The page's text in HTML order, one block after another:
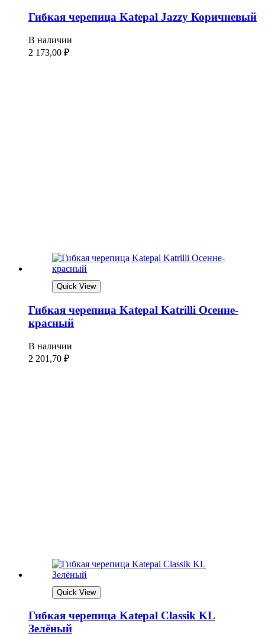
Гибкая черепица Katepal Jazzy Коричневый
В наличии
2 173,00 ₽
Quick View
Гибкая черепица Katepal Katrilli Осенне-
красный
В наличии
2 201,70 ₽
Quick View
Гибкая черепица Katepal Classik KL
Зелёный